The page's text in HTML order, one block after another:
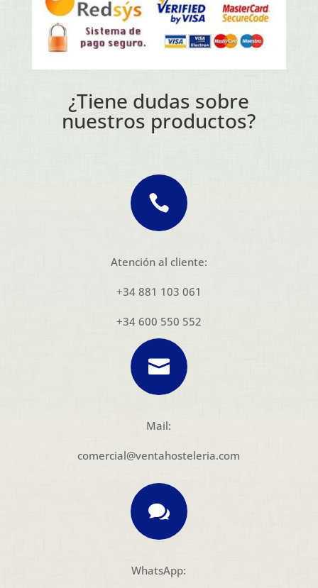
¿Tiene dudas sobre
nuestros productos?

Atención al cliente:
+34 881 103 061
+34 600 550 552

Mail:
comercial@ventahosteleria.com

WhatsApp: